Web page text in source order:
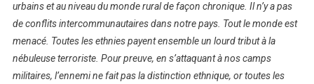
urbains et au niveau du monde rural de façon chronique. Il n’y a pas
de conflits intercommunautaires dans notre pays. Tout le monde est
menacé. Toutes les ethnies payent ensemble un lourd tribut à la
nébuleuse terroriste. Pour preuve, en s’attaquant à nos camps
militaires, l’ennemi ne fait pas la distinction ethnique, or toutes les